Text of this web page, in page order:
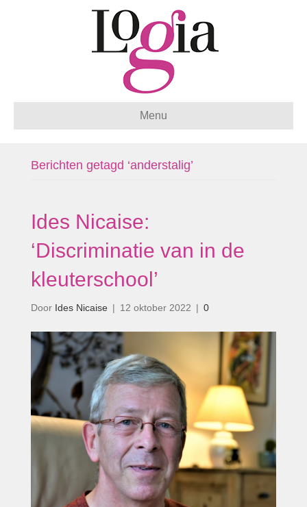
Menu
Berichten getagd ‘anderstalig’
Ides Nicaise:
‘Discriminatie van in de
kleuterschool’
Door Ides Nicaise | 12 oktober 2022 | 0